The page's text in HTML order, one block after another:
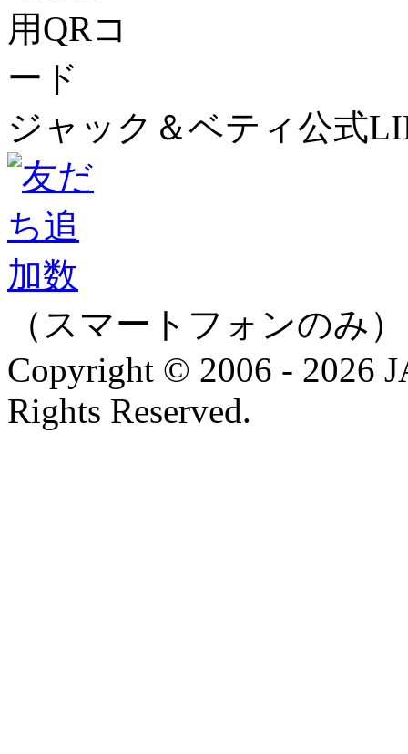
ジャック＆ベティ公式
（スマートフォンのみ）
Copyright © 2006 - 2026
Rights Reserved.